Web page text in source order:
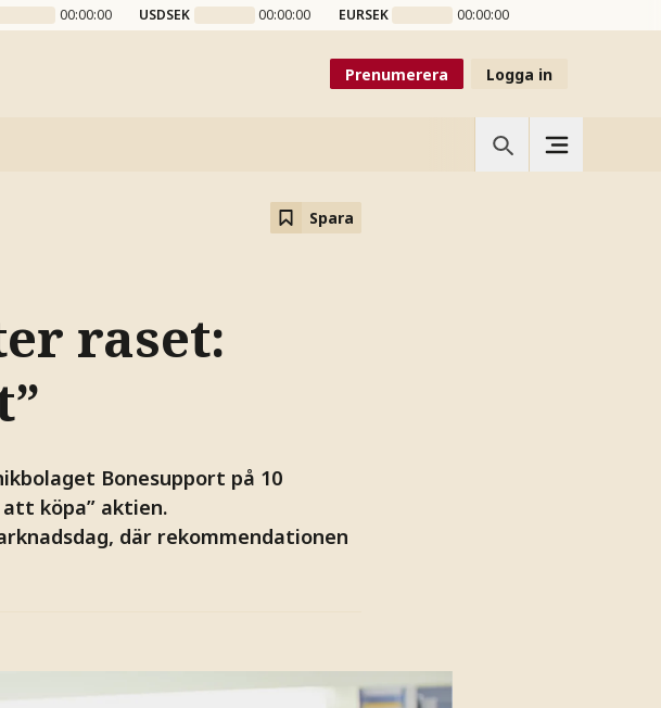
00:00:00 USDSEK 00:00:00 EURSEK 00:00:00
Prenumerera Logga in
Spara
raset:
Bonesupport på 10
köpa” aktien.
där rekommendationen